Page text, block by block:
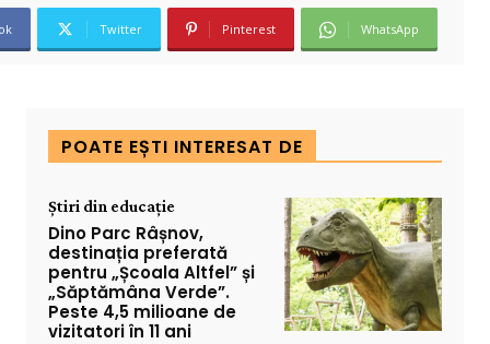
Twitter Pinterest WhatsApp
POATE EȘTI INTERESAT DE
Știri din educație
Dino Parc Râșnov,
destinația preferată
pentru „Școala Altfel” și
„Săptămâna Verde”.
Peste 4,5 milioane de
vizitatori în 11 ani